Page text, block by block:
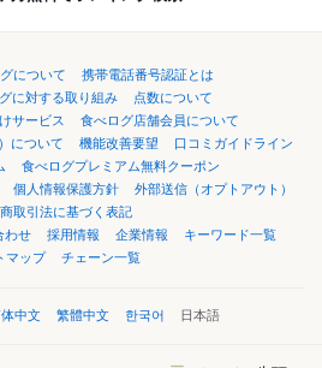
について
携帯電話番号認証とは
に対する取り組み
点数について
サービス
食べログ店舗会員について
について
機能改善要望
口コミガイドライン
食べログプレミアム無料クーポン
個人情報保護方針
外部送信（オプトアウト）
取引法に基づく表記
わせ 採用情報 企業情報
キーワード一覧
マップ
チェーン一覧
中文 繁體中文 한국어 日本語